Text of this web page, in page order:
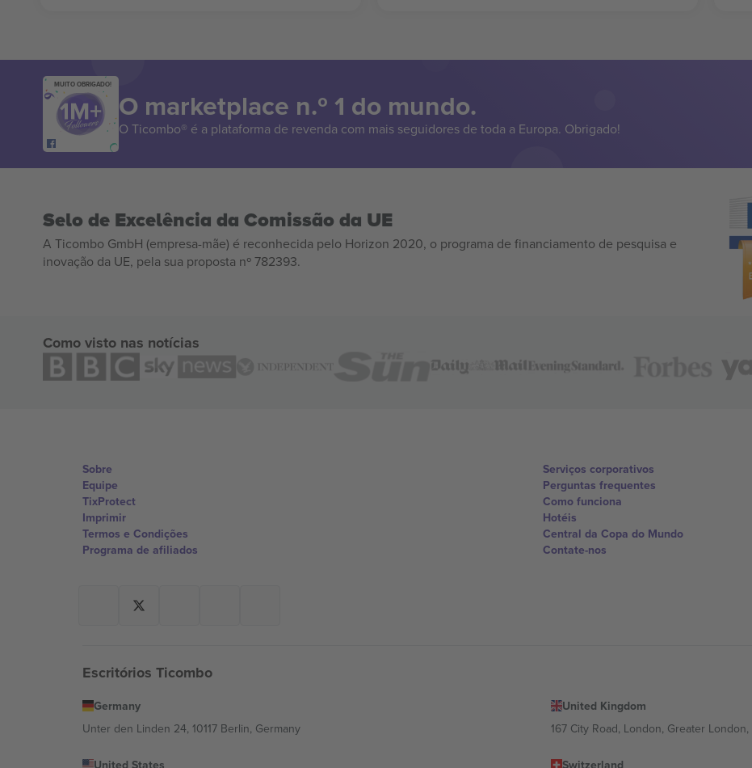
MUITO OBRIGADO!
O marketplace n.º 1 do mundo.
O Ticombo® é a plataforma de revenda com mais seguidores de toda a Europa. Obrigado!
Selo de Excelência da Comissão da UE
A Ticombo GmbH (empresa-mãe) é reconhecida pelo Horizon 2020, o programa de financiamento de pesquisa e
inovação da UE, pela sua proposta nº 782393.
Como visto nas notícias
Sobre
Equipe
TixProtect
Imprimir
Termos e Condições
Programa de afiliados
Serviços corporativos
Perguntas frequentes
Como funciona
Hotéis
Central da Copa do Mundo
Contate-nos
Escritórios Ticombo
Germany
Unter den Linden 24, 10117 Berlin, Germany
United Kingdom
167 City Road, London, Greater London,
United States Switzerland